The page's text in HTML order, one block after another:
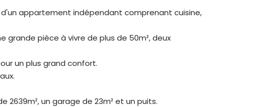
appartement indépendant comprenant cuisine,
pièce à vivre de plus de 50m², deux
un plus grand confort.
un garage de 23m² et un puits.